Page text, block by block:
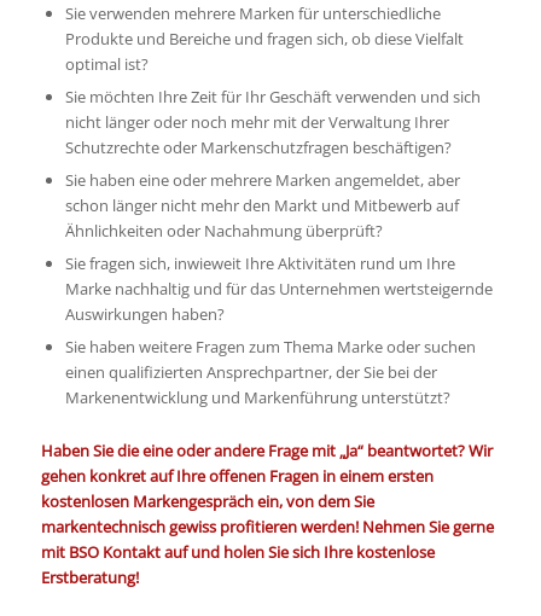
Sie verwenden mehrere Marken für unterschiedliche
Produkte und Bereiche und fragen sich, ob diese Vielfalt
optimal ist?
Sie möchten Ihre Zeit für Ihr Geschäft verwenden und sich
nicht länger oder noch mehr mit der Verwaltung Ihrer
Schutzrechte oder Markenschutzfragen beschäftigen?
Sie haben eine oder mehrere Marken angemeldet, aber
schon länger nicht mehr den Markt und Mitbewerb auf
Ähnlichkeiten oder Nachahmung überprüft?
Sie fragen sich, inwieweit Ihre Aktivitäten rund um Ihre
Marke nachhaltig und für das Unternehmen wertsteigernde
Auswirkungen haben?
Sie haben weitere Fragen zum Thema Marke oder suchen
einen qualifizierten Ansprechpartner, der Sie bei der
Markenentwicklung und Markenführung unterstützt?
Haben Sie die eine oder andere Frage mit „Ja“ beantwortet? Wir
gehen konkret auf Ihre offenen Fragen in einem ersten
kostenlosen Markengespräch ein, von dem Sie
markentechnisch gewiss profitieren werden! Nehmen Sie gerne
mit BSO Kontakt auf und holen Sie sich Ihre kostenlose
Erstberatung!